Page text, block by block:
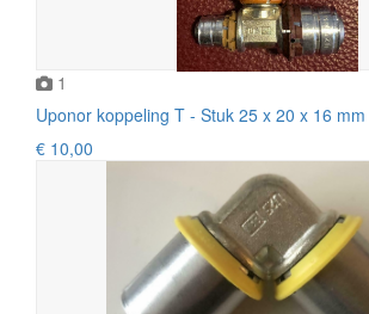
1
Uponor koppeling T - Stuk 25 x 20 x 16
€ 10,00